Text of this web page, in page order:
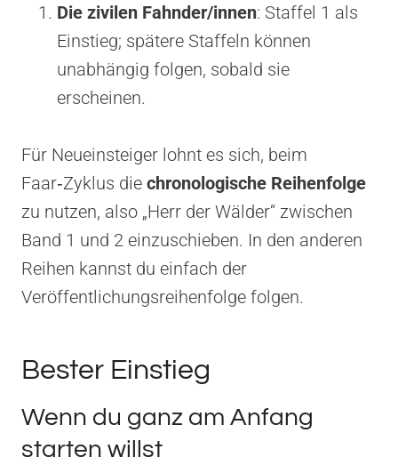
Die zivilen Fahnder/innen: Staffel 1 als
Einstieg; spätere Staffeln können
unabhängig folgen, sobald sie
erscheinen.
Für Neueinsteiger lohnt es sich, beim
Faar‑Zyklus die chronologische Reihenfolge
zu nutzen, also „Herr der Wälder“ zwischen
Band 1 und 2 einzuschieben. In den anderen
Reihen kannst du einfach der
Veröffentlichungsreihenfolge folgen.
Bester Einstieg
Wenn du ganz am Anfang
starten willst